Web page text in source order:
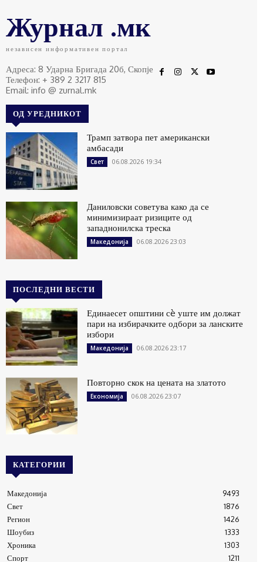
Журнал .мк
независен информативен портал
Адреса: 8 Ударна Бригада 20б, Скопје
Телефон: + 389 2 3217 815
Email: info @ zurnal.mk
ОД УРЕДНИКОТ
Трамп затвора пет американски
амбасади
Свет 06.08.2026 19:34
Даниловски советува како да се
минимизираат ризиците од
западнонилска треска
Македонија 06.08.2026 23:03
ПОСЛЕДНИ ВЕСТИ
Единаесет општини сè уште им должат
пари на избирачките одбори за ланските
избори
Македонија 06.08.2026 23:17
Повторно скок на цената на златото
Економија 06.08.2026 23:07
КАТЕГОРИИ
Македонија
9493
Свет
1876
Регион
1426
Шоубиз
1333
Хроника
1303
Спорт
1211